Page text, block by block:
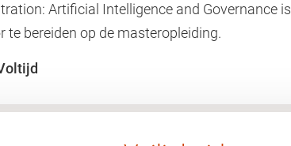
Artificial Intelligence and Governance is
bereiden op de masteropleiding.